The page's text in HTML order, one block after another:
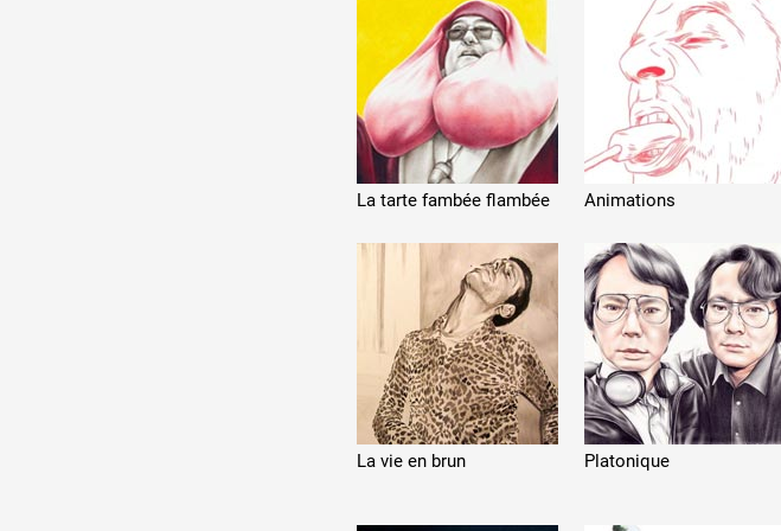
Production vidéo
1% œuvres dans l'espace public
Réseau documents d'artistes
La tarte fambée flambée Animations
La vie en brun Platonique